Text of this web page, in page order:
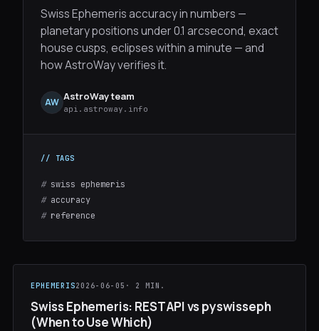
Swiss Ephemeris accuracy in numbers —
planetary positions under 0.1 arcsecond, exact
house cusps, eclipses within a minute — and
how AstroWay verifies it.
AW AstroWay team
api.astroway.info
#swiss ephemeris
#accuracy
#reference
EPHEMERIS2026-06-05 · 2 MIN.
Swiss Ephemeris: REST API vs pyswisseph
(When to Use Which)